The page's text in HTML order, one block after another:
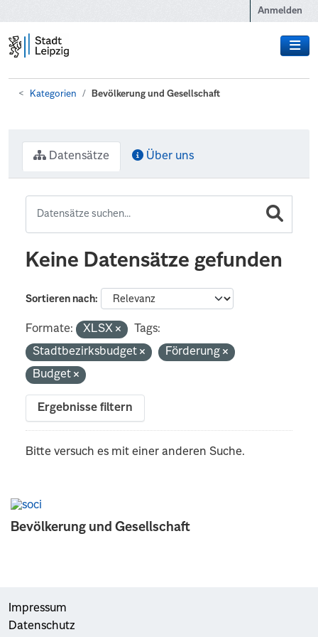
Anmelden
Kategorien Bevölkerung und Gesellschaft
Bevölkerung und Gesellschaft
Datensätze Über uns
Keine Datensätze gefunden
Sortieren nach
Formate: XLSX
Tags:
Stadtbezirksbudget
Förderung
Budget
Ergebnisse filtern
Bitte versuch es mit einer anderen Suche.
Impressum
Datenschutz